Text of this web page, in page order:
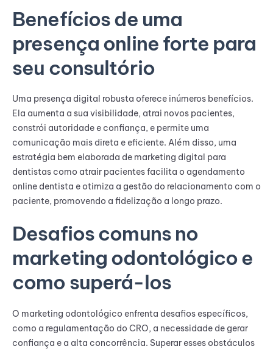
Benefícios de uma
presença online forte para
seu consultório
Uma presença digital robusta oferece inúmeros benefícios.
Ela aumenta a sua visibilidade, atrai novos pacientes,
constrói autoridade e confiança, e permite uma
comunicação mais direta e eficiente. Além disso, uma
estratégia bem elaborada de marketing digital para
dentistas como atrair pacientes facilita o agendamento
online dentista e otimiza a gestão do relacionamento com o
paciente, promovendo a fidelização a longo prazo.
Desafios comuns no
marketing odontológico e
como superá-los
O marketing odontológico enfrenta desafios específicos,
como a regulamentação do CRO, a necessidade de gerar
confiança e a alta concorrência. Superar esses obstáculos